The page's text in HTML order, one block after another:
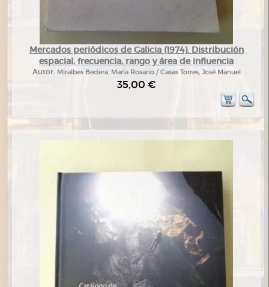
Mercados periódicos de Galicia (1974). Distribución
espacial, frecuencia, rango y área de influencia
Autor: Miralbes Bedera, María Rosario / Casas Torres, José Manuel
35,00 €